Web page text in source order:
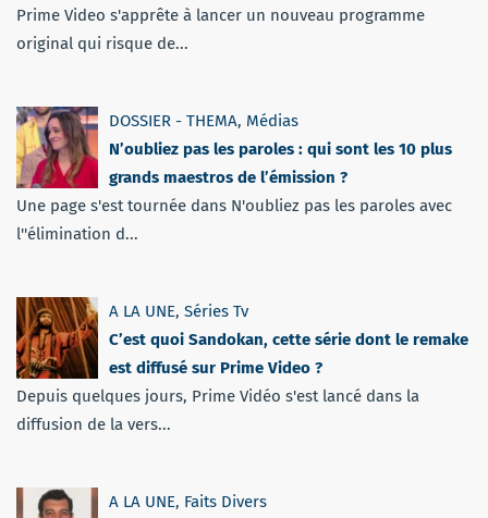
Prime Video s'apprête à lancer un nouveau programme
original qui risque de...
DOSSIER - THEMA, Médias
N’oubliez pas les paroles : qui sont les 10 plus
grands maestros de l’émission ?
Une page s'est tournée dans N'oubliez pas les paroles avec
l''élimination d...
A LA UNE, Séries Tv
C’est quoi Sandokan, cette série dont le remake
est diffusé sur Prime Video ?
Depuis quelques jours, Prime Vidéo s'est lancé dans la
diffusion de la vers...
A LA UNE, Faits Divers